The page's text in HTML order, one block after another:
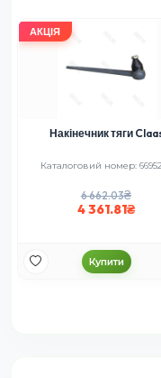
АКЦІЯ
Накінечник тяги
Каталоговий номер:
6 662.03
4 361.81
Купити